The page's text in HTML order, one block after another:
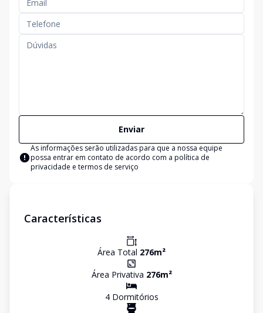
Enviar
As informações serão utilizadas para que a nossa equipe
possa entrar em contato de acordo com a política de
privacidade e termos de serviço
Características
Área Total 276m²
Área Privativa 276m²
4Dormitórios